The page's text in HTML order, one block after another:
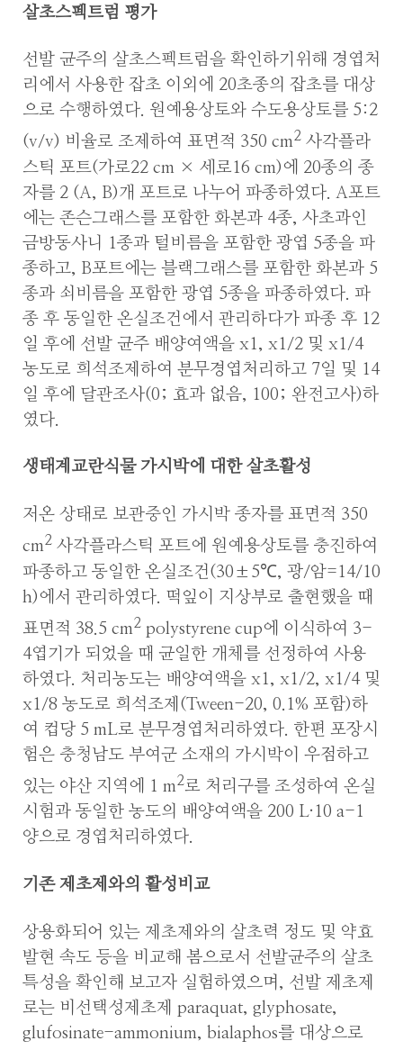
살초스펙트럼 평가
선발 균주의 살초스펙트럼을 확인하기위해 경엽처
리에서 사용한 잡초 이외에 20초종의 잡초를 대상
으로 수행하였다. 원예용상토와 수도용상토를 5:2
(v/v) 비율로 조제하여 표면적 350 cm2 사각플라
스틱 포트(가로22 cm × 세로16 cm)에 20종의 종
자를 2 (A, B)개 포트로 나누어 파종하였다. A포트
에는 존슨그래스를 포함한 화본과 4종, 사초과인
금방동사니 1종과 털비름을 포함한 광엽 5종을 파
종하고, B포트에는 블랙그래스를 포함한 화본과 5
종과 쇠비름을 포함한 광엽 5종을 파종하였다. 파
종 후 동일한 온실조건에서 관리하다가 파종 후 12
일 후에 선발 균주 배양여액을 x1, x1/2 및 x1/4
농도로 희석조제하여 분무경엽처리하고 7일 및 14
일 후에 달관조사(0; 효과 없음, 100; 완전고사)하
였다.
생태계교란식물 가시박에 대한 살초활성
저온 상태로 보관중인 가시박 종자를 표면적 350
cm2 사각플라스틱 포트에 원예용상토를 충진하여
파종하고 동일한 온실조건(30±5℃, 광/암=14/10
h)에서 관리하였다. 떡잎이 지상부로 출현했을 때
표면적 38.5 cm2 polystyrene cup에 이식하여 3-
4엽기가 되었을 때 균일한 개체를 선정하여 사용
하였다. 처리농도는 배양여액을 x1, x1/2, x1/4 및
x1/8 농도로 희석조제(Tween-20, 0.1% 포함)하
여 컵당 5 mL로 분무경엽처리하였다. 한편 포장시
험은 충청남도 부여군 소재의 가시박이 우점하고
있는 야산 지역에 1 m2로 처리구를 조성하여 온실
시험과 동일한 농도의 배양여액을 200 L·10 a-1
양으로 경엽처리하였다.
기존 제초제와의 활성비교
상용화되어 있는 제초제와의 살초력 정도 및 약효
발현 속도 등을 비교해 봄으로서 선발균주의 살초
특성을 확인해 보고자 실험하였으며, 선발 제초제
로는 비선택성제초제 paraquat, glyphosate,
glufosinate-ammonium, bialaphos를 대상으로